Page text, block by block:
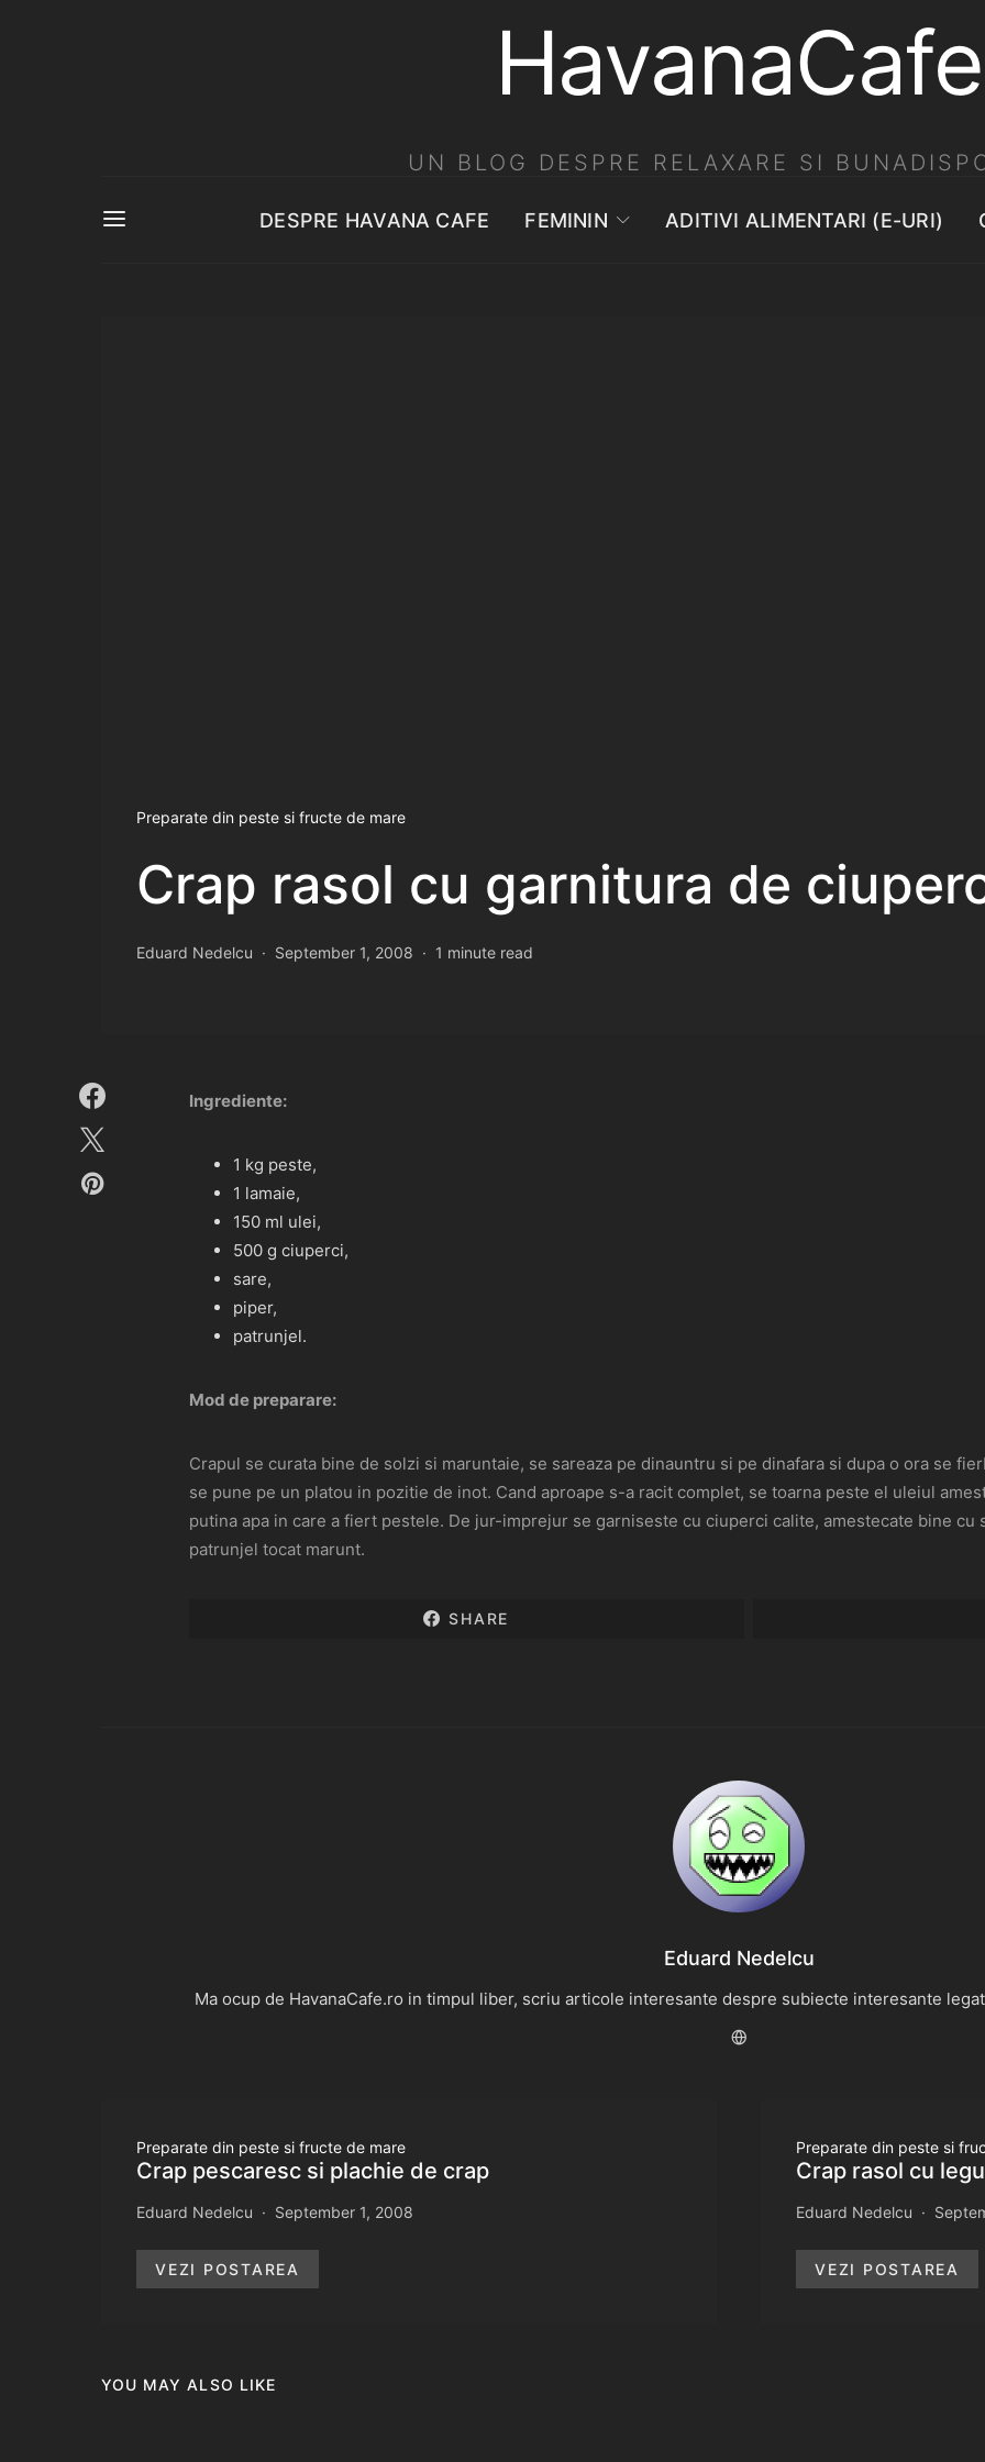
HavanaCafe
UN BLOG DESPRE RELAXARE SI
DESPRE HAVANA CAFE FEMININ ADITIVI ALIMENTARI (E-URI)
Preparate din peste si fructe de mare
Crap rasol cu garnitura de
Eduard Nedelcu September 1, 2008 1 minute read
Ingrediente:
1 kg peste,
1 lamaie,
150 ml ulei,
500 g ciuperci,
sare,
piper,
patrunjel.
Mod de preparare:
Crapul se curata bine de solzi si maruntaie, se sareaza pe dinauntru si pe dinafara si dupa o ora se
se pune pe un platou in pozitie de inot. Cand aproape s-a racit complet, se toarna peste el uleiul
putina apa in care a fiert pestele. De jur-imprejur se garniseste cu ciuperci calite, amestecate bine cu
patrunjel tocat marunt.
SHARE
Eduard Nedelcu
Ma ocup de HavanaCafe.ro in timpul liber, scriu articole interesante despre subiecte interesante
Preparate din peste si fructe de mare
Crap pescaresc si plachie de crap
Eduard Nedelcu September 1, 2008
VEZI POSTAREA
Preparate din peste si
Crap rasol cu
Eduard Nedelcu
VEZI POSTAREA
YOU MAY ALSO LIKE